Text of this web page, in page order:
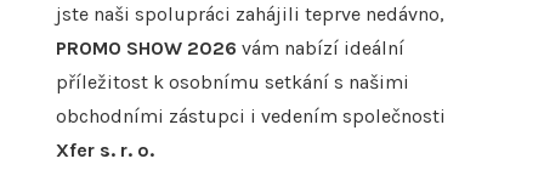
jste naši spolupráci zahájili teprve nedávno,
PROMO SHOW 2026 vám nabízí ideální
příležitost k osobnímu setkání s našimi
obchodními zástupci i vedením společnosti
Xfer s. r. o.